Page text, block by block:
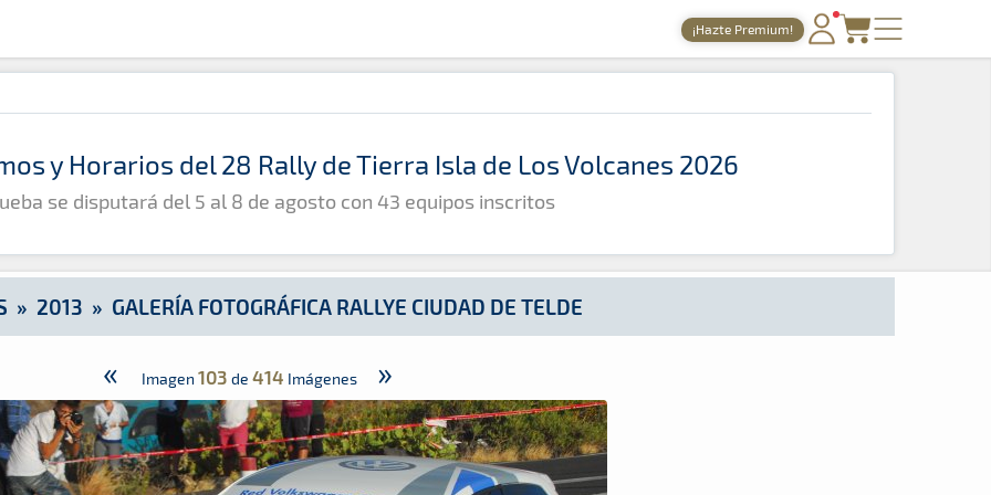
¡Hazte Premium!
PORTADA
TIEMPOS ONLINE
GALERÍAS
ARCHIVO
de Telde
y Horarios del 28 Rally de Tierra Isla de Los Volcanes 2026
se disputará del 5 al 8 de agosto con 43 equipos inscritos
» 2013 » GALERÍA FOTOGRÁFICA RALLYE CIUDAD DE TELDE
« Imagen 103 de 414 Imágenes »